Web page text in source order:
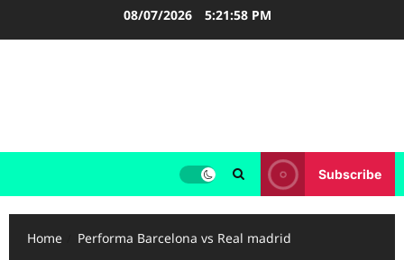
08/07/2026 5:21:59 PM
Subscribe
Home Performa Barcelona vs Real madrid